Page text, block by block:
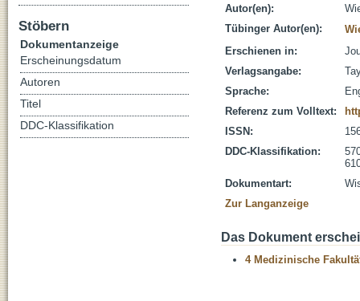
Autor(en):
Tübinger Autor(en):
Erschienen in:
Verlagsangabe:
Sprache:
Referenz zum Volltext:
ISSN:
DDC-Klassifikation:
Dokumentart:
Zur Langanzeige
Das Dokument
4 Medizinische
Stöbern
Dokumentanzeige
Erscheinungsdatum
Autoren
Titel
DDC-Klassifikation